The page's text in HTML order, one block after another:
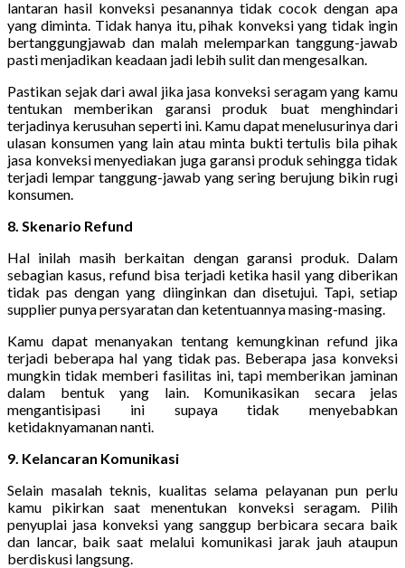
lantaran hasil konveksi pesanannya tidak cocok dengan apa
yang diminta. Tidak hanya itu, pihak konveksi yang tidak ingin
bertanggungjawab dan malah melemparkan tanggung-jawab
pasti menjadikan keadaan jadi lebih sulit dan mengesalkan.
Pastikan sejak dari awal jika jasa konveksi seragam yang kamu
tentukan memberikan garansi produk buat menghindari
terjadinya kerusuhan seperti ini. Kamu dapat menelusurinya dari
ulasan konsumen yang lain atau minta bukti tertulis bila pihak
jasa konveksi menyediakan juga garansi produk sehingga tidak
terjadi lempar tanggung-jawab yang sering berujung bikin rugi
konsumen.
8. Skenario Refund
Hal inilah masih berkaitan dengan garansi produk. Dalam
sebagian kasus, refund bisa terjadi ketika hasil yang diberikan
tidak pas dengan yang diinginkan dan disetujui. Tapi, setiap
supplier punya persyaratan dan ketentuannya masing-masing.
Kamu dapat menanyakan tentang kemungkinan refund jika
terjadi beberapa hal yang tidak pas. Beberapa jasa konveksi
mungkin tidak memberi fasilitas ini, tapi memberikan jaminan
dalam bentuk yang lain. Komunikasikan secara jelas
mengantisipasi ini supaya tidak menyebabkan
ketidaknyamanan nanti.
9. Kelancaran Komunikasi
Selain masalah teknis, kualitas selama pelayanan pun perlu
kamu pikirkan saat menentukan konveksi seragam. Pilih
penyuplai jasa konveksi yang sanggup berbicara secara baik
dan lancar, baik saat melalui komunikasi jarak jauh ataupun
berdiskusi langsung.